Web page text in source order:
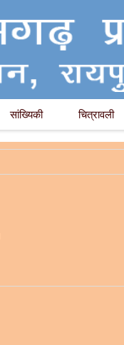
सांख्यिकी चित्रावली